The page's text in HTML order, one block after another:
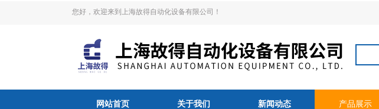
您好，欢迎来到上海故得自动化设备有限公司！
网站首页 关于我们 新闻动态 产品展示